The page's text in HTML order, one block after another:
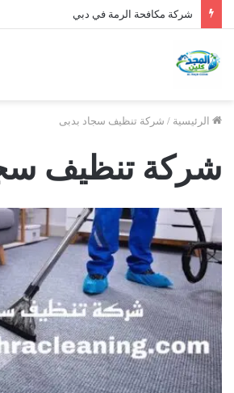
شركة مكافحة الرمة في دبي
الرئيسية / شركة تنظيف سجاد بدبى
شركة تنظيف